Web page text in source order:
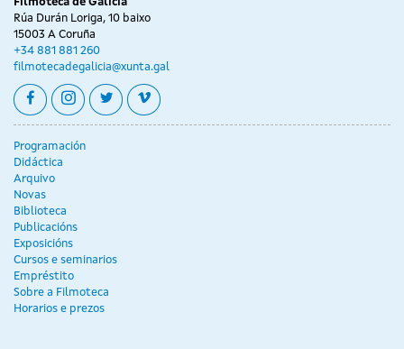
Rúa Durán Loriga, 10 baixo
15003 A Coruña
+34 881 881 260
filmotecadegalicia@xunta.gal
facebookinstagram
twittervimeo
Programación
Didáctica
Arquivo
Novas
Biblioteca
Publicacións
Exposicións
Cursos e seminarios
Empréstito
Sobre a Filmoteca
Horarios e prezos